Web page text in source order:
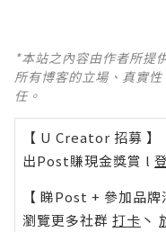
*本站之內容由作者所提
所有博客的立場、真實
任。
【 U Creator 招募 】
出Post賺現金獎賞 l
【 睇Post + 參加品牌
瀏覽更多社群 打卡 丶